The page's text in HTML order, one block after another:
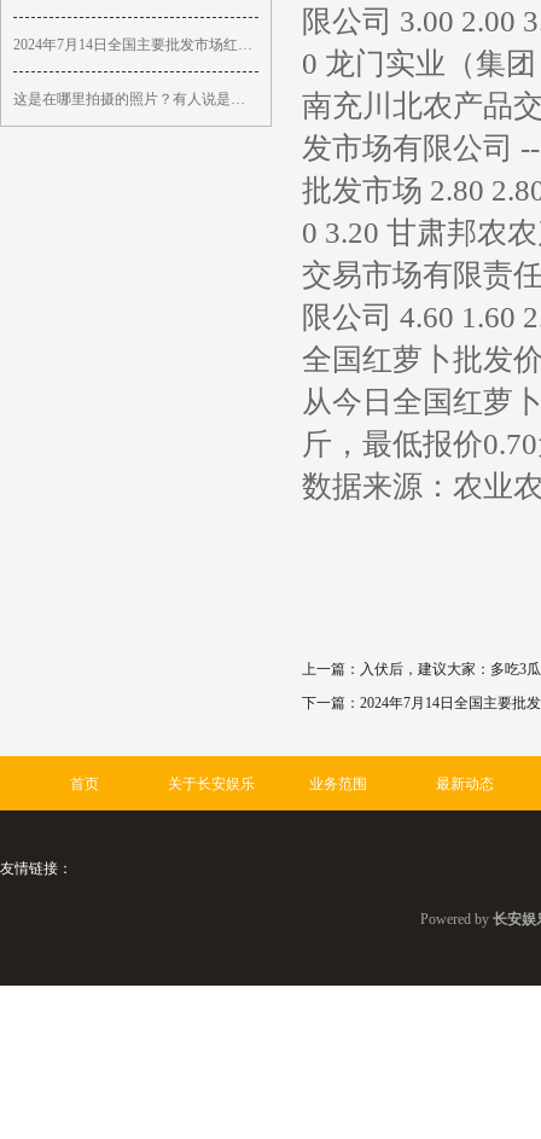
2024年7月14日全国主要批发市场红皮鸡蛋价格行情
这是在哪里拍摄的照片？有人说是在延安，延安会有这么冷吗？ 这是194
限公司 3.00 2.00
0 龙门实业（集
南充川北农产品
发市场有限公司
批发市场 2.80
0 3.20 甘肃邦农
交易市场有限责
限公司 4.60 1.60
全国红萝卜批发
从今日全国红萝
斤，最低报价
数据来源：农业
上一篇： 入伏后，建议大家：多吃3
下一篇： 2024年7月14日全国主要批
首页 关于长安娱乐 业务范围 最新动态
友情链接：
Powered by 长安娱